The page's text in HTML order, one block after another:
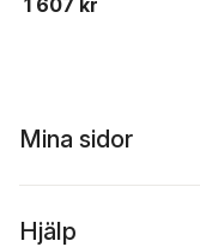
Mina sidor
Hjälp